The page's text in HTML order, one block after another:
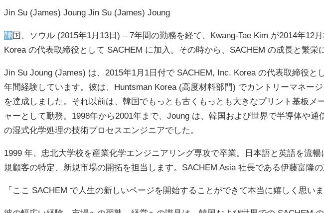
Jin Su (James) Joung Jin Su (James) Joung
韓国、ソウル (2015年1月13日) – 7年間の勤務を経て、Kwang-Tae Kim が2014年12月31日付で SACHEM を退職します。彼は 2007年1月、SACHEM, Inc.,
Korea の代表取締役として SACHEM に加入。その時から、SACHEM の成長と繁栄
Jin Su Joung (James) は、2015年1月1日付で SACHEM, Inc. Korea の代表取締役
年間経験しています。彼は、Huntsman Korea (高度材料部門) でカントリーマネー
を達成しました。それ以前は、韓国でもっとも古くもっとも大きなプリント基板
ャーとして勤務。1998年から2001年まで、Joung は、韓国および世界で半導体や
の湿式化学処理の技術プロセスエンジニアでした。
1999 年、忠北大学校を産業化学エンジニアリング専攻で卒業。日本語と英語を流
規顧客の特定、新規市場の開拓を担当します。SACHEM Asia 社長である伊藤富隆の
「ここ SACHEM で人生の新しいページを開始することができて本当に嬉しく思い